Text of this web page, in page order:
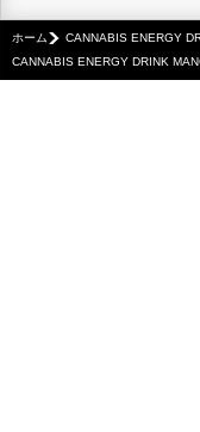
ホーム
CANNABIS ENERGY
CANNABIS ENERGY DRINK